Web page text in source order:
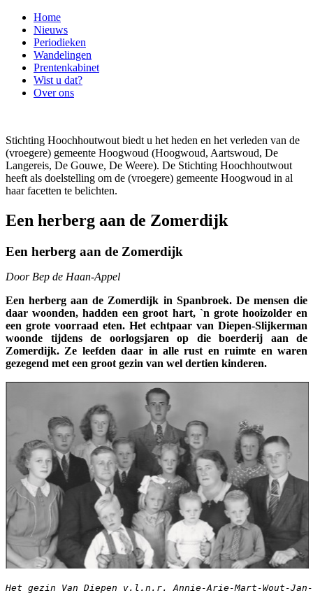
Home
Nieuws
Periodieken
Wandelingen
Prentenkabinet
Wist u dat?
Over ons
Stichting Hoochhoutwout biedt u het heden en het verleden van de
(vroegere) gemeente Hoogwoud (Hoogwoud, Aartswoud, De
Langereis, De Gouwe, De Weere). De Stichting Hoochhoutwout
heeft als doelstelling om de (vroegere) gemeente Hoogwoud in al
haar facetten te belichten.
Een herberg aan de Zomerdijk
Een herberg aan de Zomerdijk
Door Bep de Haan-Appel
Een herberg aan de Zomerdijk in Spanbroek. De mensen die
daar woonden, hadden een groot hart, `n grote hooizolder en
een grote voorraad eten. Het echtpaar van Diepen-Slijkerman
woonde tijdens de oorlogsjaren op die boerderij aan de
Zomerdijk. Ze leefden daar in alle rust en ruimte en waren
gezegend met een groot gezin van wel dertien kinderen.
Het gezin Van Diepen v.l.n.r. Annie-Arie-Mart-Wout-